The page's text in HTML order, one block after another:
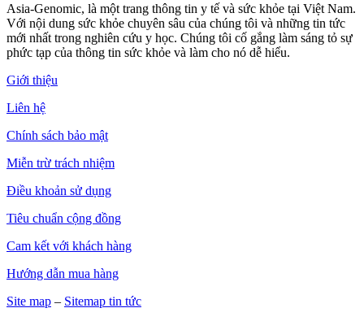
Asia-Genomic, là một trang thông tin y tế và sức khỏe tại Việt Nam.
Với nội dung sức khỏe chuyên sâu của chúng tôi và những tin tức
mới nhất trong nghiên cứu y học. Chúng tôi cố gắng làm sáng tỏ sự
phức tạp của thông tin sức khỏe và làm cho nó dễ hiểu.
Giới thiệu
Liên hệ
Chính sách bảo mật
Miễn trừ trách nhiệm
Điều khoản sử dụng
Tiêu chuẩn cộng đồng
Cam kết với khách hàng
Hướng dẫn mua hàng
Site map – Sitemap tin tức